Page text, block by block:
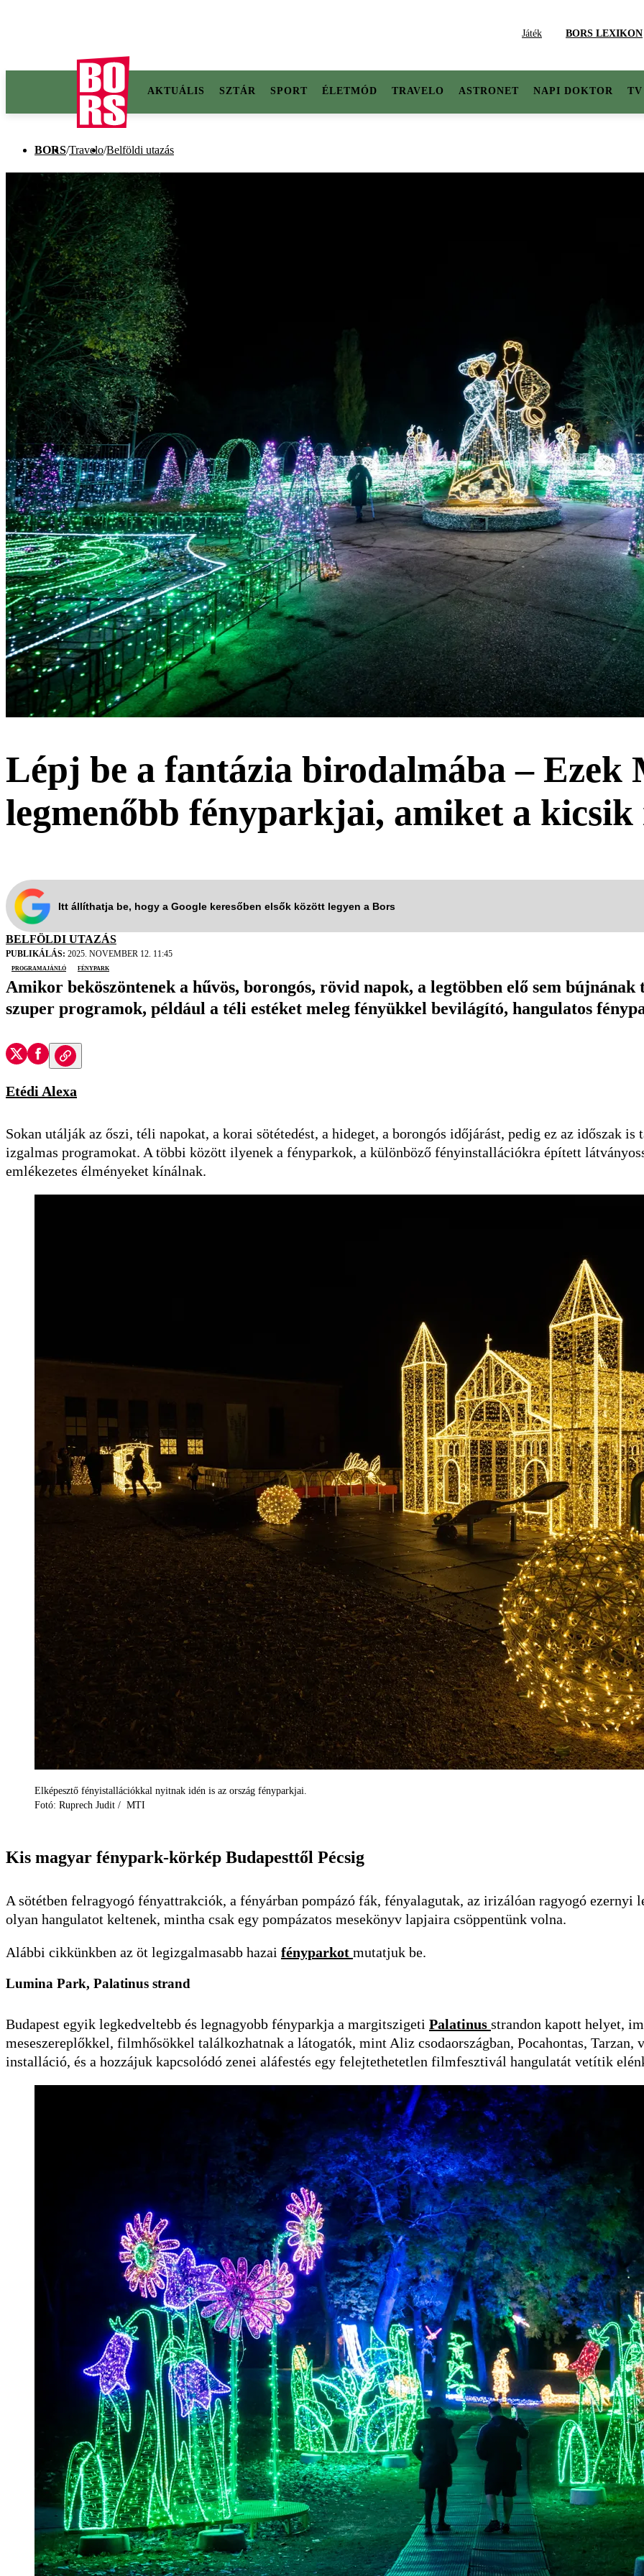
Játék BORS LEXIKON
AKTUÁLIS SZTÁR SPORT ÉLETMÓD TRAVELO ASTRONET NAPI DOKTOR TV
BORS/Travelo/Belföldi utazás
Lépj be a fantázia birodalmába – Ezek
legmenőbb fényparkjai, amiket a
Itt állíthatja be, hogy a Google keresőben elsők között legyen a Bors
BELFÖLDI UTAZÁS
PUBLIKÁLÁS: 2025. NOVEMBER 12. 11:45
programajánló
fénypark
Amikor beköszöntenek a hűvös, borongós, rövid napok, a legtöbben elő sem
szuper programok, például a téli estéket meleg fényükkel bevilágító, hangulatos
Etédi Alexa
Sokan utálják az őszi, téli napokat, a korai sötétedést, a hideget, a borongós időjárást, pedig ez az időszak
izgalmas programokat. A többi között ilyenek a fényparkok, a különböző fényinstallációkra épített
emlékezetes élményeket kínálnak.
Elképesztő fényistallációkkal nyitnak idén is az ország fényparkjai.
Fotó: Ruprech Judit / MTI
Kis magyar fénypark-körkép Budapesttől Pécsig
A sötétben felragyogó fényattrakciók, a fényárban pompázó fák, fényalagutak, az irizálóan ragyogó ezernyi
olyan hangulatot keltenek, mintha csak egy pompázatos mesekönyv lapjaira csöppentünk volna.
Alábbi cikkünkben az öt legizgalmasabb hazai fényparkot mutatjuk be.
Lumina Park, Palatinus strand
Budapest egyik legkedveltebb és legnagyobb fényparkja a margitszigeti Palatinus strandon kapott helyet,
meseszereplőkkel, filmhősökkel találkozhatnak a látogatók, mint Aliz csodaországban, Pocahontas, Tarzan,
installáció, és a hozzájuk kapcsolódó zenei aláfestés egy felejtethetetlen filmfesztivál hangulatát vetítik